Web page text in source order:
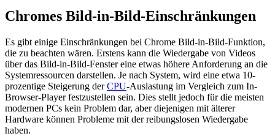
Chromes Bild-in-Bild-Einschränkungen
Es gibt einige Einschränkungen bei Chrome Bild-in-Bild-Funktion,
die zu beachten wären. Erstens kann die Wiedergabe von Videos
über das Bild-in-Bild-Fenster eine etwas höhere Anforderung an die
Systemressourcen darstellen. Je nach System, wird eine etwa 10-
prozentige Steigerung derCPU-Auslastung im Vergleich zum In-
Browser-Player festzustellen sein. Dies stellt jedoch für die meisten
modernen PCs kein Problem dar, aber diejenigen mit älterer
Hardware können Probleme mit der reibungslosen Wiedergabe
haben.